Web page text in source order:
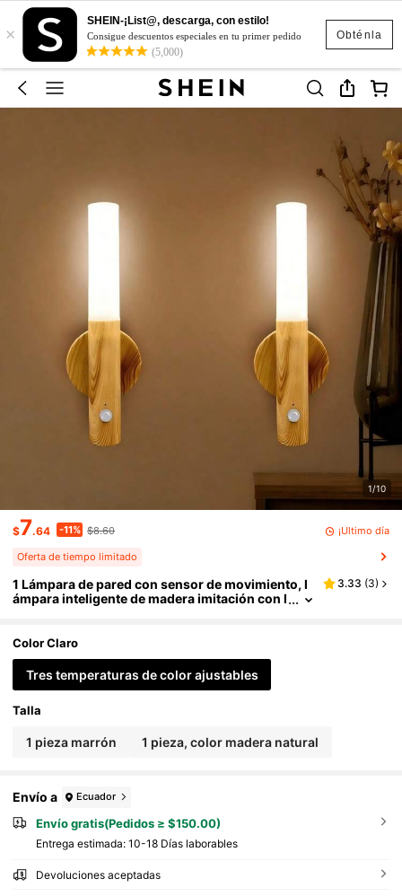
Obténla
×
SHEIN-¡List@, descarga, con estilo!
Consigue descuentos especiales en tu primer pedido
(5,000)
1/10
$7.64 -11% $8.60 ¡Último día
Oferta de tiempo limitado
1 Lámpara de pared con sensor de movimiento, l
ámpara inteligente de madera imitación con l
montaje magnético, para mesa o pared, luz de se
nsor interior, disponible en 3 temperaturas de co
lor
3.33 (3)
Color Claro
Tres temperaturas de color ajustables
Talla
1 pieza marrón 1 pieza, color madera natural
Envío a Ecuador
Envío gratis(Pedidos ≥ $150.00)
Entrega estimada: 10-18 Días laborables
Devoluciones aceptadas